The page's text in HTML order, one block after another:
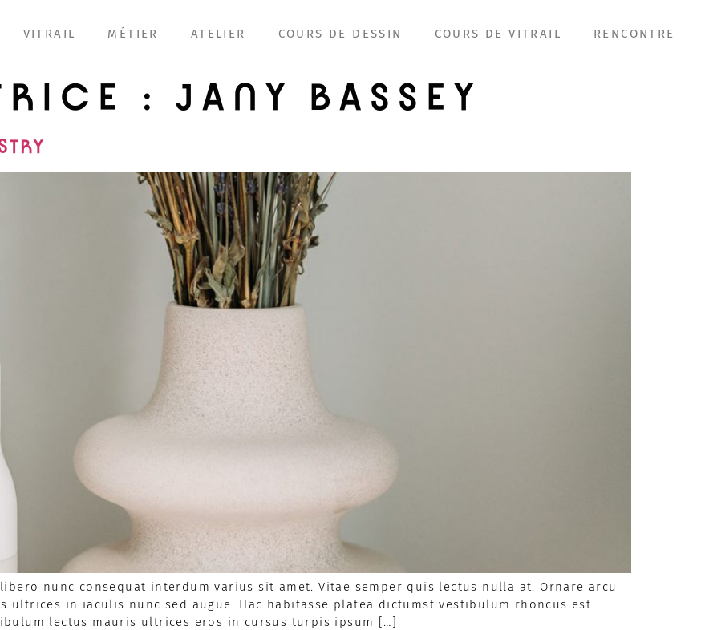
VITRAIL MÉTIER ATELIER COURS DE DESSIN COURS DE VITRAIL RENCONTRE
: JANY BASSEY
nunc consequat interdum varius sit amet. Vitae semper quis lectus nulla at. Ornare arcu
ultrices in iaculis nunc sed augue. Hac habitasse platea dictumst vestibulum rhoncus est
lectus mauris ultrices eros in cursus turpis ipsum […]